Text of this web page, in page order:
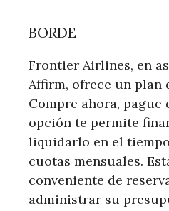
BORDE
Frontier Airlines, en
Affirm, ofrece un plan
Compre ahora, pague
opción te permite
liquidarlo en el
cuotas mensuales.
conveniente de
administrar su